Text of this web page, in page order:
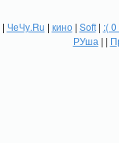
| ЧеЧу.Ru | кино| Soft| :(
РУша | |